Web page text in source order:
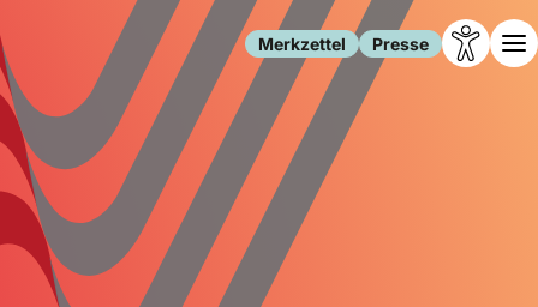
Merkzettel Presse
Leben
Familie
Freizeit
Gesellschaft
Forschung
Migration